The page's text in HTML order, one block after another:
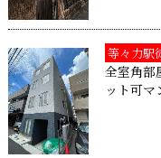
等々力駅
全室角部
ット可マ